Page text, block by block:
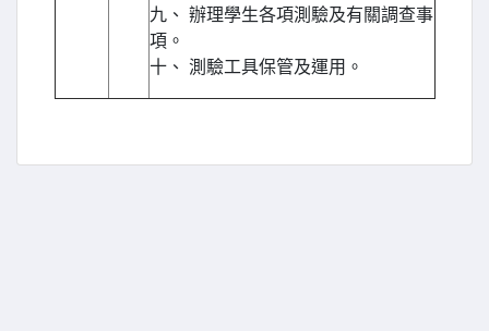
九、 辦理學生各項測驗及有關調查事
項。
十、 測驗工具保管及運用。